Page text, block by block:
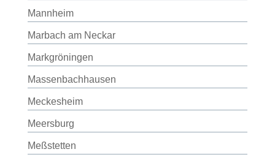
Mannheim
Marbach am Neckar
Markgröningen
Massenbachhausen
Meckesheim
Meersburg
Meßstetten